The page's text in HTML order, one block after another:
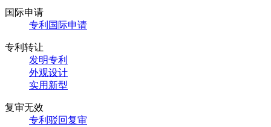
国际申请
专利国际申请
专利转让
发明专利
外观设计
实用新型
复审无效
专利驳回复审